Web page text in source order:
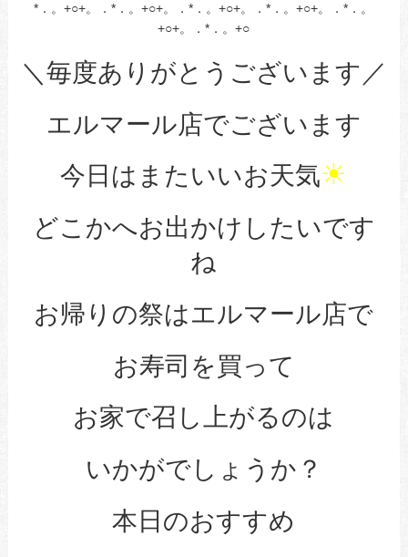
*．。+○+。．*．。+○+。．*．。+○+。．*．。+○+。．*．。
+○+。．*．。+○
＼毎度ありがとうございます／
エルマール店でございます
今日はまたいいお天気☀
どこかへお出かけしたいです
ね
お帰りの祭はエルマール店で
お寿司を買って
お家で召し上がるのは
いかがでしょうか？
本日のおすすめ